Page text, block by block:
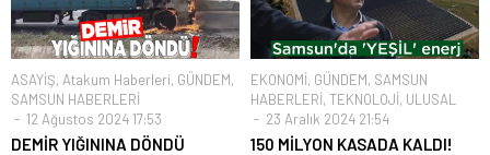
ASAYİŞ, Atakum Haberleri, GÜNDEM,
SAMSUN HABERLERİ
12 Ağustos 2024 17:53
DEMİR YIĞININA DÖNDÜ
EKONOMİ, GÜNDEM, SAMSUN
HABERLERİ, TEKNOLOJİ, ULUSAL
23 Aralık 2024 21:54
150 MİLYON KASADA KALDI!